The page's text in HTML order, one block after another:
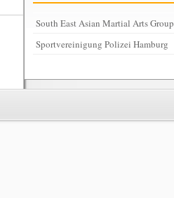
South East Asian Martial Arts Group
Sportvereinigung Polizei Hamburg